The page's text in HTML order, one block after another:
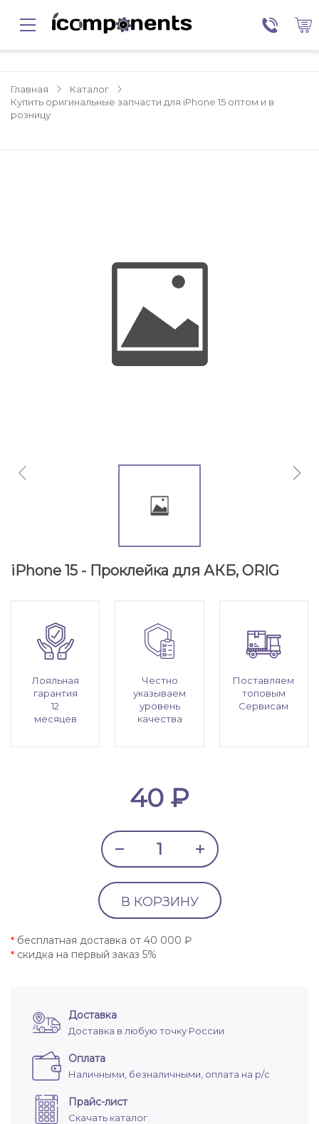
Главная
Каталог
Купить оригинальные запчасти для iPhone 15 оптом и в
розницу
iPhone 15 - Проклейка для АКБ, ORIG
Лояльная
гарантия
12
месяцев
Честно
указываем
уровень
качества
Поставляем
топовым
Сервисам
40 ₽
В КОРЗИНУ
* бесплатная доставка от 40 000 ₽
* скидка на первый заказ 5%
Доставка
Доставка в любую точку России
Оплата
Наличными, безналичными, оплата на р/с
Прайс-лист
Скачать каталог